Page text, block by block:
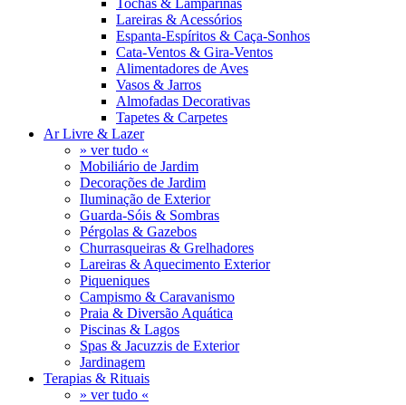
Tochas & Lamparinas
Lareiras & Acessórios
Espanta-Espíritos & Caça-Sonhos
Cata-Ventos & Gira-Ventos
Alimentadores de Aves
Vasos & Jarros
Almofadas Decorativas
Tapetes & Carpetes
Ar Livre & Lazer
» ver tudo «
Mobiliário de Jardim
Decorações de Jardim
Iluminação de Exterior
Guarda-Sóis & Sombras
Pérgolas & Gazebos
Churrasqueiras & Grelhadores
Lareiras & Aquecimento Exterior
Piqueniques
Campismo & Caravanismo
Praia & Diversão Aquática
Piscinas & Lagos
Spas & Jacuzzis de Exterior
Jardinagem
Terapias & Rituais
» ver tudo «